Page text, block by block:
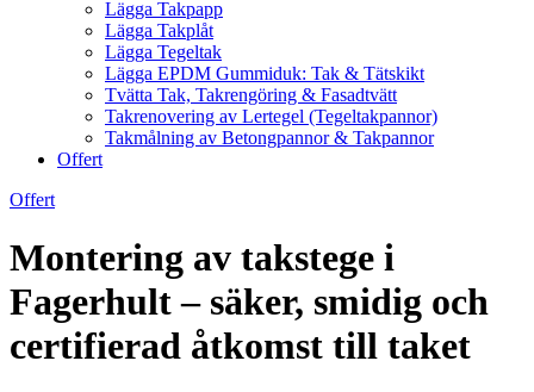
Lägga Takpapp
Lägga Takplåt
Lägga Tegeltak
Lägga EPDM Gummiduk: Tak & Tätskikt
Tvätta Tak, Takrengöring & Fasadtvätt
Takrenovering av Lertegel (Tegeltakpannor)
Takmålning av Betongpannor & Takpannor
Offert
Offert
Montering av takstege i
Fagerhult – säker, smidig och
certifierad åtkomst till taket